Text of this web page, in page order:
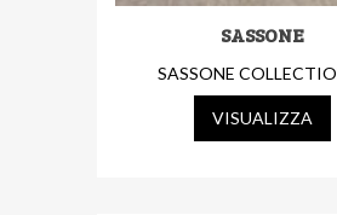
SASSONE
SASSONE
VISUALIZZA